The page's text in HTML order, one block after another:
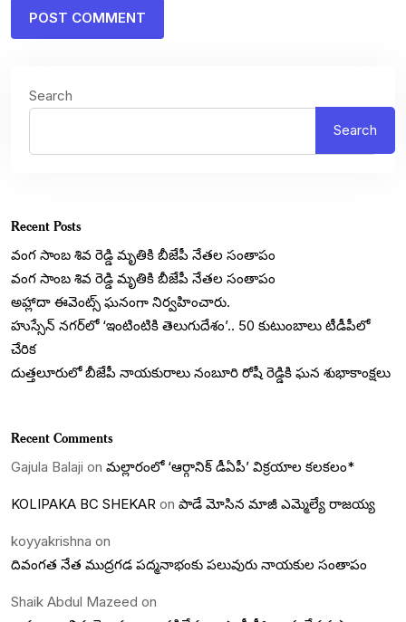
Search
Search
Recent Posts
వంగ సాంబ శివ రెడ్డి మృతికి బీజేపీ నేతల సంతాపం
వంగ సాంబ శివ రెడ్డి మృతికి బీజేపీ నేతల సంతాపం
అహ్లాదా ఈవెంట్స్ ఘనంగా నిర్వహించారు.
హుస్సేన్ నగర్‌లో ‘ఇంటింటికి తెలుగుదేశం’.. 50 కుటుంబాలు టీడీపీలో
చేరిక
దుత్తలూరులో బీజేపీ నాయకురాలు నంబూరి రోషీ రెడ్డికి ఘన శుభాకాంక్షలు
Recent Comments
Gajula Balaji on మల్లారంలో ‘ఆర్గానిక్ డీఏపీ’ విక్రయాల కలకలం*
KOLIPAKA BC SHEKAR on పాడే మోసిన మాజీ ఎమ్మెల్యే రాజయ్య
koyyakrishna on
దివంగత నేత ముద్రగడ పద్మనాభంకు పలువురు నాయకుల సంతాపం
Shaik Abdul Mazeed on